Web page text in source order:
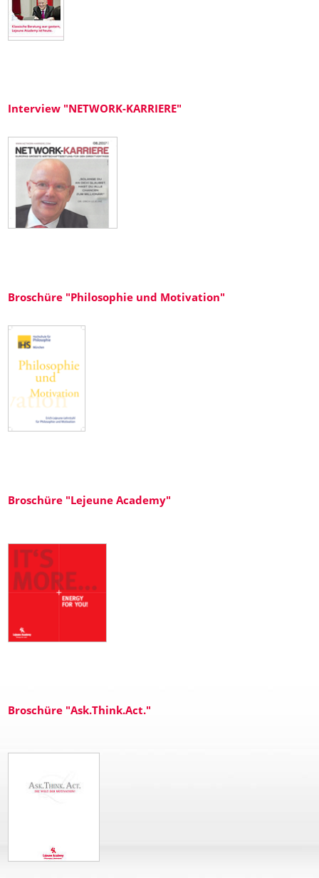
Interview "NETWORK-KARRIERE"
Broschüre "Philosophie und Motivation"
Broschüre "Lejeune Academy"
Broschüre "Ask.Think.Act."